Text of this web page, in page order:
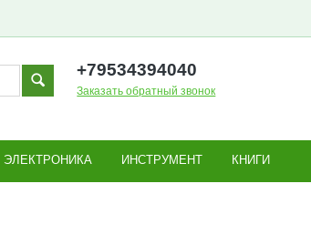
+79534394040
Заказать обратный звонок
ЭЛЕКТРОНИКА ИНСТРУМЕНТ КНИГИ